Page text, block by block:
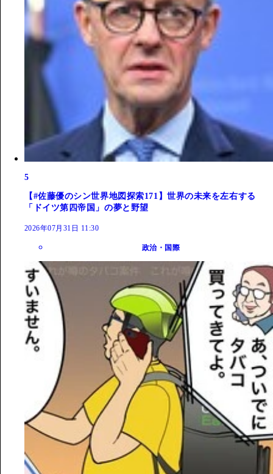
5
【#佐藤優のシン世界地図探索171】世界の未来を左右する
「ドイツ第四帝国」の夢と野望
2026年07月31日 11:30
政治・国際